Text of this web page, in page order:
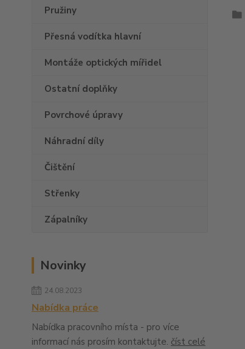
Pružiny
Přesná vodítka hlavní
Montáže optických mířidel
Ostatní doplňky
Povrchové úpravy
Náhradní díly
Čištění
Střenky
Zápalníky
Novinky
24.08.2023
Nabídka práce
Nabídka pracovního místa - pro více
informací nás prosím kontaktujte. číst celé